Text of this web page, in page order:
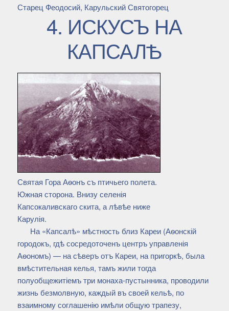
Старец Феодосий, Карульский Святогорец
4. ИСКУСЪ НА
КАПСАЛѢ
Святая Гора Аѳонъ съ птичьего полета.
Южная сторона. Внизу селенія
Капсокаливскаго скита, а лѣвѣе ниже
Карулія.
На «Капсалѣ» мѣстность близ Кареи (Аѳонскій
городокъ, гдѣ сосредоточенъ центръ управленія
Аѳономъ) — на сѣверъ отъ Кареи, на пригоркѣ, была
вмѣстительная келья, тамъ жили тогда
полуобщежитіемъ три монаха-пустынника, проводили
жизнь безмолвную, каждый въ своей кельѣ, по
взаимному соглашенію имѣли общую трапезу,